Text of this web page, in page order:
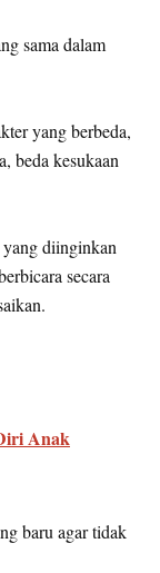
sama dalam
yang berbeda,
beda kesukaan
yang diinginkan
secara
Anak
baru agar tidak